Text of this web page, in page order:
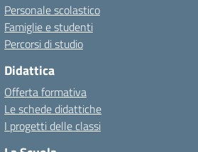
Personale scolastico
Famiglie e studenti
Percorsi di studio
Didattica
Offerta formativa
Le schede didattiche
I progetti delle classi